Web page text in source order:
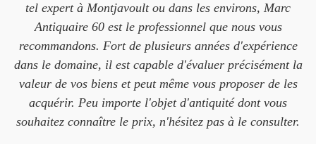
tel expert à Montjavoult ou dans les environs, Marc
Antiquaire 60 est le professionnel que nous vous
recommandons. Fort de plusieurs années d'expérience
dans le domaine, il est capable d'évaluer précisément la
valeur de vos biens et peut même vous proposer de les
acquérir. Peu importe l'objet d'antiquité dont vous
souhaitez connaître le prix, n'hésitez pas à le consulter.